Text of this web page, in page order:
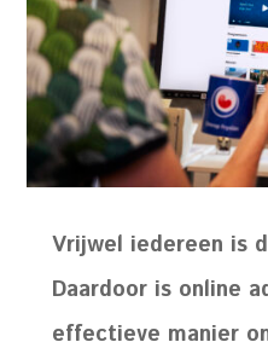
Vrijwel iedereen is
Daardoor is online
effectieve manier